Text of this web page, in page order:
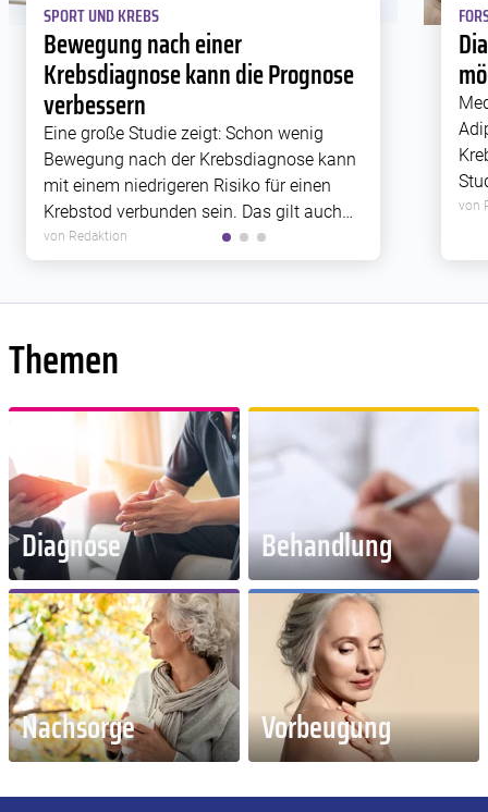
SPORT UND KREBS
Bewegung nach einer
Krebsdiagnose kann die Prognose
verbessern
Eine große Studie zeigt: Schon wenig
Bewegung nach der Krebsdiagnose kann
mit einem niedrigeren Risiko für einen
Krebstod verbunden sein. Das gilt auch
für Krebsarten, die bislang weniger gut
erforscht sind.
von Redaktion
von
Themen
Diagnose Behandlung
Nachsorge Vorbeugung